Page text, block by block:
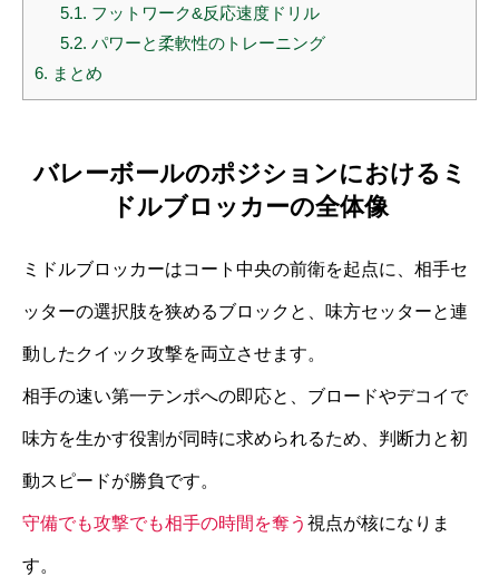
5.1. フットワーク&反応速度ドリル
5.2. パワーと柔軟性のトレーニング
6. まとめ
バレーボールのポジションにおけるミ
ドルブロッカーの全体像
ミドルブロッカーはコート中央の前衛を起点に、相手セ
ッターの選択肢を狭めるブロックと、味方セッターと連
動したクイック攻撃を両立させます。
相手の速い第一テンポへの即応と、ブロードやデコイで
味方を生かす役割が同時に求められるため、判断力と初
動スピードが勝負です。
守備でも攻撃でも相手の時間を奪う 視点が核になりま
す。